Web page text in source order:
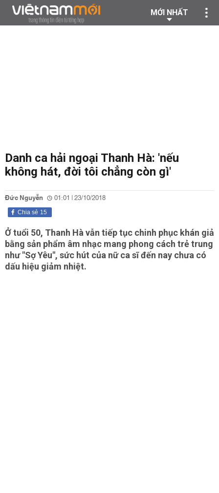
MỚI NHẤT
Danh ca hải ngoại Thanh Hà: 'nếu
không hát, đời tôi chẳng còn gì'
Đức Nguyễn 01:01 | 23/10/2018
15
Chia sẻ
Ở tuổi 50, Thanh Hà vẫn tiếp tục chinh phục khán giả
bằng sản phẩm âm nhạc mang phong cách trẻ trung
như "Sợ Yêu", sức hút của nữ ca sĩ đến nay chưa có
dấu hiệu giảm nhiệt.